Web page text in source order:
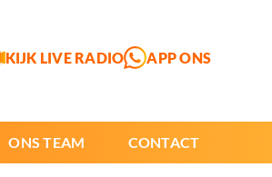
KIJK LIVE RADIO APP ONS
ONS TEAM CONTACT